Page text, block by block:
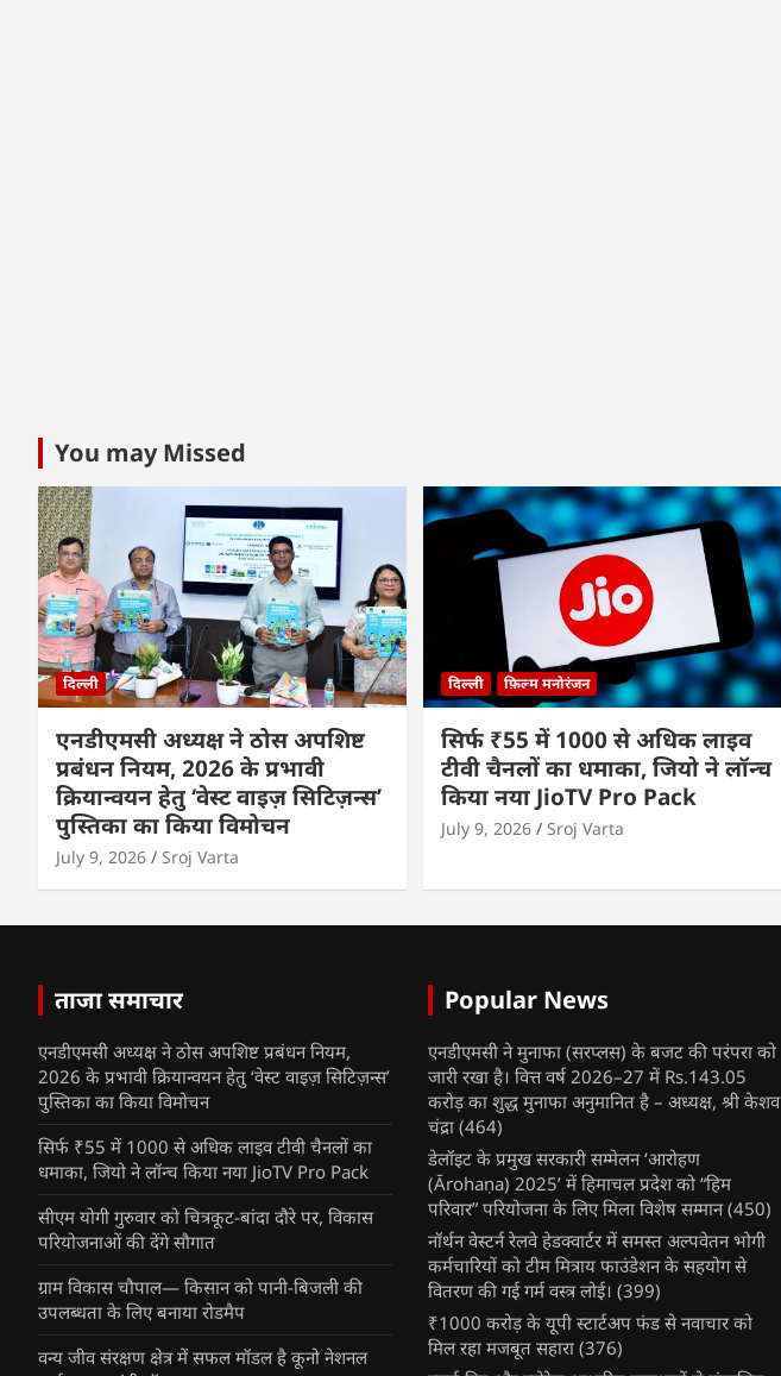
You may Missed
दिल्ली
एनडीएमसी अध्यक्ष ने ठोस अपशिष्ट
प्रबंधन नियम, 2026 के प्रभावी
क्रियान्वयन हेतु ‘वेस्ट वाइज़ सिटिज़न्स’
पुस्तिका का किया विमोचन
July 9, 2026 Sroj Varta
दिल्ली फ़िल्म मनोरंजन
सिर्फ ₹55 में 1000 से अधिक लाइव
टीवी चैनलों का धमाका, जियो ने लॉन्च
किया नया JioTV Pro Pack
July 9, 2026 Sroj Varta
ताजा समाचार
एनडीएमसी अध्यक्ष ने ठोस अपशिष्ट प्रबंधन नियम,
2026 के प्रभावी क्रियान्वयन हेतु ‘वेस्ट वाइज़ सिटिज़न्स’
पुस्तिका का किया विमोचन
सिर्फ ₹55 में 1000 से अधिक लाइव टीवी चैनलों का
धमाका, जियो ने लॉन्च किया नया JioTV Pro Pack
सीएम योगी गुरुवार को चित्रकूट-बांदा दौरे पर, विकास
परियोजनाओं की देंगे सौगात
ग्राम विकास चौपाल— किसान को पानी-बिजली की
उपलब्धता के लिए बनाया रोडमैप
वन्य जीव संरक्षण क्षेत्र में सफल मॉडल है कूनो नेशनल
Popular News
एनडीएमसी ने मुनाफा (सरप्लस) के बजट की परंपरा को
जारी रखा है। वित्त वर्ष 2026–27 में Rs.143.05
करोड़ का शुद्ध मुनाफा अनुमानित है – अध्यक्ष, श्री केशव
चंद्रा (464)
डेलॉइट के प्रमुख सरकारी सम्मेलन ‘आरोहण
(Ārohaṇa) 2025’ में हिमाचल प्रदेश को “हिम
परिवार” परियोजना के लिए मिला विशेष सम्मान (450)
नॉर्थन वेस्टर्न रेलवे हेडक्वार्टर में समस्त अल्पवेतन भोगी
कर्मचारियों को टीम मित्राय फाउंडेशन के सहयोग से
वितरण की गई गर्म वस्त्र लोई। (399)
₹1000 करोड़ के यूपी स्टार्टअप फंड से नवाचार को
मिल रहा मजबूत सहारा (376)